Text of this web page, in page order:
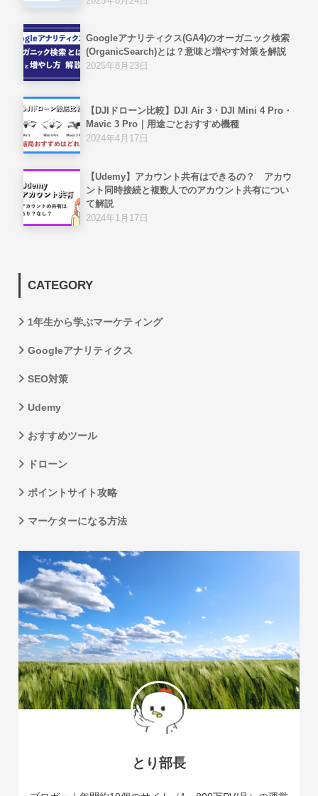
Googleアナリティクス(GA4)のオーガニック検索
(OrganicSearch)とは？意味と増やす対策を解説
2025年8月23日
【DJIドローン比較】DJI Air 3・DJI Mini 4 Pro・
Mavic 3 Pro｜用途ごとおすすめ機種
2024年4月17日
【Udemy】アカウント共有はできるの？ アカウ
ント同時接続と複数人でのアカウント共有につい
て解説
2024年1月17日
CATEGORY
1年生から学ぶマーケティング
Googleアナリティクス
SEO対策
Udemy
おすすめツール
ドローン
ポイントサイト攻略
マーケターになる方法
とり部長